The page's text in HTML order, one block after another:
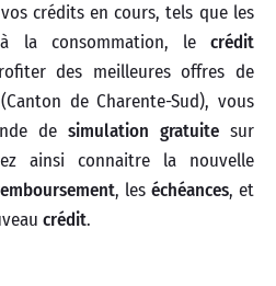
crédits en cours, tels que les
la consommation, le crédit
des meilleures offres de
de Charente-Sud), vous
de simulation gratuitesur
ainsi connaitre la nouvelle
, les échéances, et
crédit.